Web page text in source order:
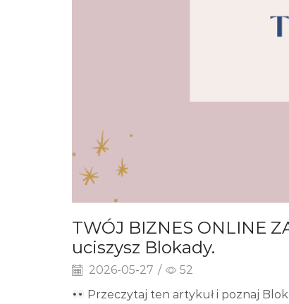
TWÓJ BIZNES ONLINE
uciszysz Blokady.
2026-05-27 /
52
Przeczytaj ten artykuł i poznaj